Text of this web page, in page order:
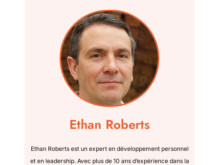
Ethan Roberts
Ethan Roberts est un expert en développement personnel
et en leadership. Avec plus de 10 ans d’expérience dans la